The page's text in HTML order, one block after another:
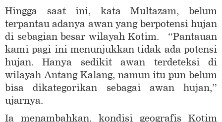
Hingga saat ini, kata Multazam, belum
terpantau adanya awan yang berpotensi hujan
di sebagian besar wilayah Kotim. “Pantauan
kami pagi ini menunjukkan tidak ada potensi
hujan. Hanya sedikit awan terdeteksi di
wilayah Antang Kalang, namun itu pun belum
bisa dikategorikan sebagai awan hujan,”
ujarnya.
Ia menambahkan, kondisi geografis Kotim